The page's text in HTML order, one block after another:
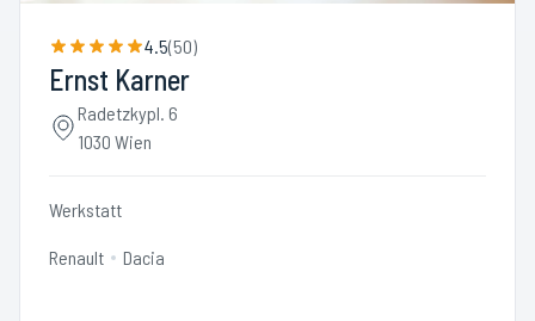
4.5(50)
Ernst Karner
Radetzkypl. 6
1030 Wien
Werkstatt
Renault Dacia